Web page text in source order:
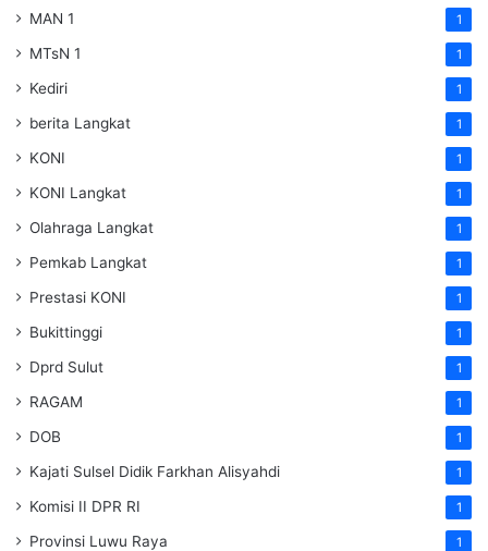
MAN 1 1
MTsN 1 1
Kediri 1
berita Langkat 1
KONI 1
KONI Langkat 1
Olahraga Langkat 1
Pemkab Langkat 1
Prestasi KONI 1
Bukittinggi 1
Dprd Sulut 1
RAGAM 1
DOB 1
Kajati Sulsel Didik Farkhan Alisyahdi 1
Komisi II DPR RI 1
Provinsi Luwu Raya 1